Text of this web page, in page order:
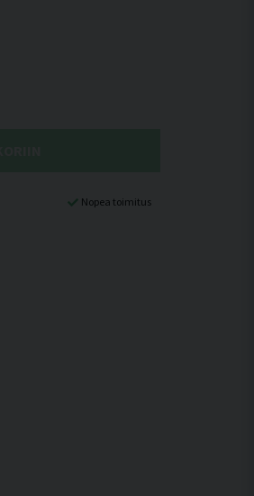
Nopea toimitus